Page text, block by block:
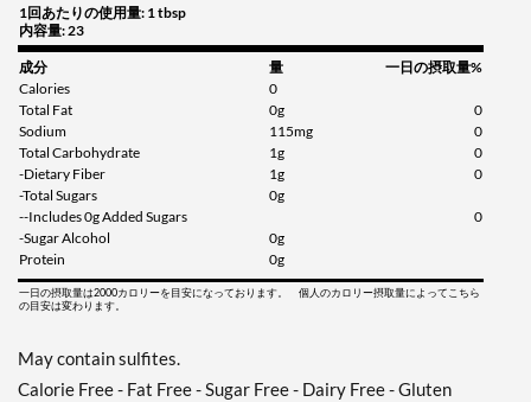
1回あたりの使用量: 1 tbsp
内容量: 23
成分 量
一日の摂取量%
Calories
0
Total Fat
0g
0
Sodium
115mg
0
Total Carbohydrate
1g
0
-Dietary Fiber
1g
0
-Total Sugars
0g
--Includes 0g Added Sugars
0
-Sugar Alcohol
0g
Protein
0g
一日の摂取量は2000カロリーを目安になっております。 個人のカロリー摂取量によってこちら
の目安は変わります。
May contain sulfites.
Calorie Free - Fat Free - Sugar Free - Dairy Free - Gluten